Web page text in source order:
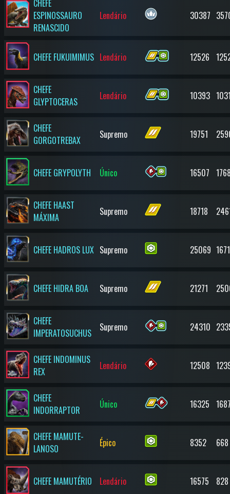
CHEFE
ESPINOSSAURO
RENASCIDO
Lendário 30387
CHEFE FUKUIMIMUS Lendário 12526
CHEFE
GLYPTOCERAS
Lendário 10393
CHEFE
GORGOTREBAX
Supremo 19751
CHEFE GRYPOLYTH Único 16507
CHEFE HAAST
MÁXIMA
Supremo 18718
CHEFE HADROS LUX Supremo 25069 1671
CHEFE HIDRA BOA Supremo 21271
CHEFE
IMPERATOSUCHUS
Supremo 24310
CHEFE INDOMINUS
REX
Lendário 12508
CHEFE
INDORRAPTOR
Único 16325
CHEFE MAMUTE-
LANOSO
Épico 8352 668
CHEFE MAMUTÉRIO Lendário 16575 828